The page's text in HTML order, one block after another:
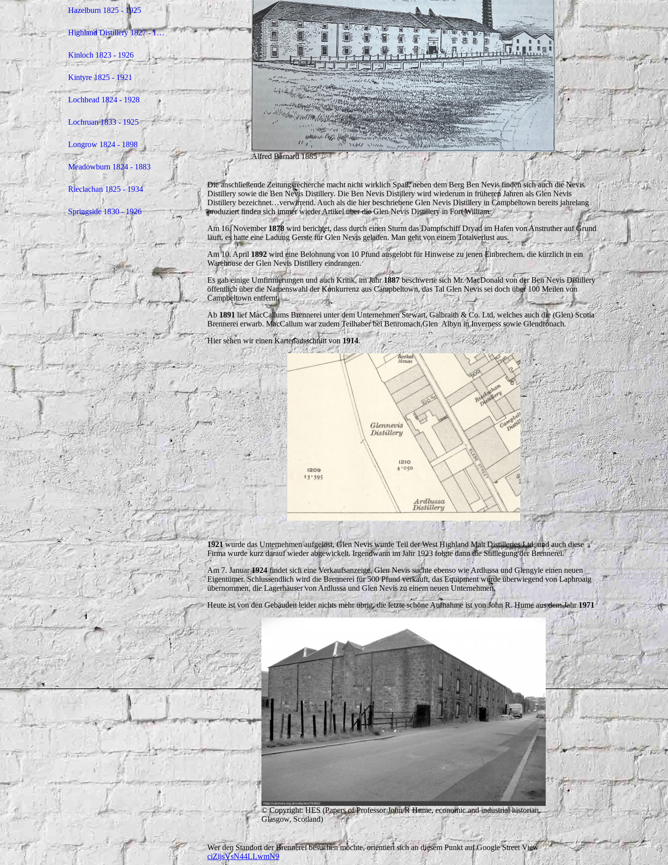
Hazelburn 1825 - 1925
Highland Distillery 1827 - 1852
Kinloch 1823 - 1926
Kintyre 1825 - 1921
Lochhead 1824 - 1928
Lochruan 1833 - 1925
Longrow 1824 - 1898
Meadowburn 1824 - 1883
Rieclachan 1825 - 1934
Springside 1830 - 1926
Alfred Barnard 1885
Die anschließende Zeitungsrecherche macht nicht wirklich Spaß, neben dem Berg Ben Nevis finden sich auch die Nevis
Distillery sowie die Ben Nevis Distillery. Die Ben Nevis Distillery wird wiederum in früheren Jahren als Glen Nevis
Distillery bezeichnet…verwirrend. Auch als die hier beschriebene Glen Nevis Distillery in Campbeltown bereits jahrelang
produziert finden sich immer wieder Artikel über die Glen Nevis Distillery in Fort William.
Am 16. November 1878 wird berichtet, dass durch einen Sturm das Dampfschiff Dryad im Hafen von Anstruther auf Grund
läuft, es hatte eine Ladung Gerste für Glen Nevis geladen. Man geht von einem Totalverlust aus.
Am 10. April 1892 wird eine Belohnung von 10 Pfund ausgelobt für Hinweise zu jenen Einbrechern, die kürzlich in ein
Warehouse der Glen Nevis Distillery eindrangen.
Es gab einige Umfirmierungen und auch Kritik, im Jahr1887beschwerte sich Mr. MacDonald von der Ben Nevis Distillery
öffentlich über die Namenswahl der Konkurrenz aus Campbeltown, das Tal Glen Nevis sei doch über 100 Meilen von
Campbeltown entfernt.
Ab 1891 lief MacCallums Brennerei unter dem Unternehmen Stewart, Galbraith & Co. Ltd, welches auch die (Glen) Scotia
Brennerei erwarb. MacCallum war zudem Teilhaber bei Benromach,Glen Albyn in Inverness sowie Glendronach.
Hier sehen wir einen Kartenausschnitt von1914.
1921wurde das Unternehmen aufgelöst, Glen Nevis wurde Teil der West Highland Malt Distilleries Ltd. und auch diese
Firma wurde kurz darauf wieder abgewickelt. Irgendwann im Jahr 1923 folgte dann die Stilllegung der Brennerei.
Am 7. Januar1924findet sich eine Verkaufsanzeige, Glen Nevis suchte ebenso wie Ardlussa und Glengyle einen neuen
Eigentümer. Schlussendlich wird die Brennerei für 500 Pfund verkauft, das Equipment wurde überwiegend von Laphroaig
übernommen, die Lagerhäuser von Ardlussa und Glen Nevis zu einem neuen Unternehmen.
Heute ist von den Gebäuden leider nichts mehr übrig, die letzte schöne Aufnahme ist von John R. Hume aus dem Jahr1971
© Copyright: HES (Papers of Professor John R Hume, economic and industrial historian,
Glasgow, Scotland)
Wer den Standort der Brennerei besuchen möchte, orientiert sich an diesem Punkt auf Google Street View
ciZijsVsN44LLwmN9